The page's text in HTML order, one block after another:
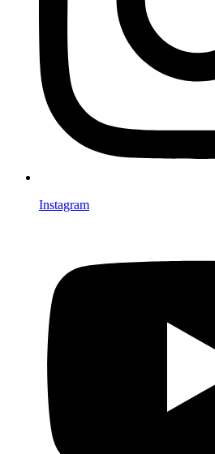
Instagram